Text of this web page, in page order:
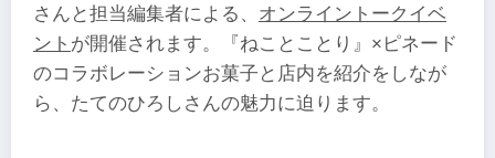
さんと担当編集者による、 オンライントークイベ
ント が開催されます。『ねことことり』×ピネード
のコラボレーションお菓子と店内を紹介をしなが
ら、たてのひろしさんの魅力に迫ります。